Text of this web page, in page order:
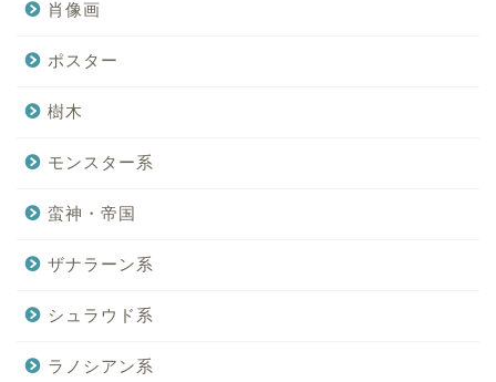
肖像画
ポスター
樹木
モンスター系
蛮神・帝国
ザナラーン系
シュラウド系
ラノシアン系